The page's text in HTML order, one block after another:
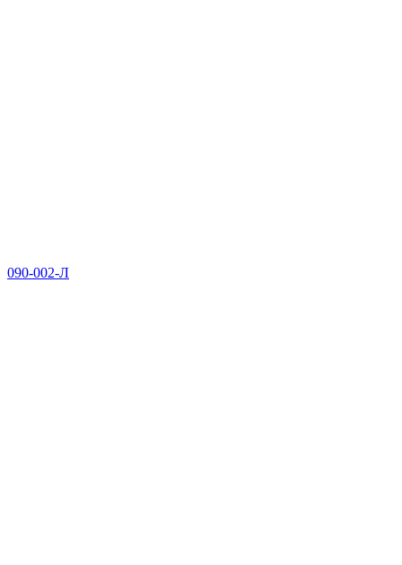
090-002-Л